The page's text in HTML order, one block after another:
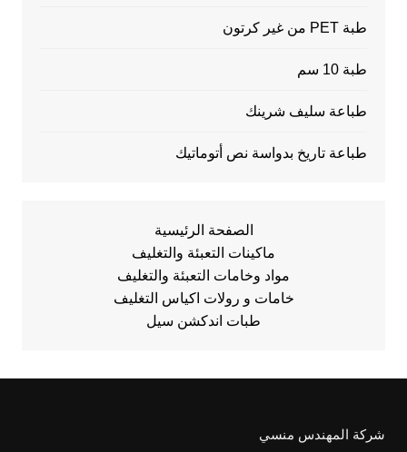
طبة PET من غير كرتون
طبة 10 سم
طباعة سليف شرينك
طباعة تاريخ بدواسة نص أتوماتيك
الصفحة الرئيسية
ماكينات التعبئة والتغليف
مواد وخامات التعبئة والتغليف
خامات و رولات اكياس التغليف
طبات اندكشن سيل
شركة المهندس منسي